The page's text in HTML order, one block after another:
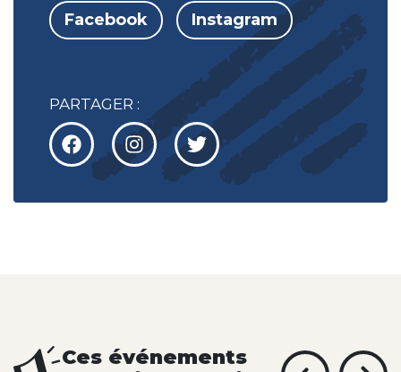
Facebook Instagram
PARTAGER :
Ces événements